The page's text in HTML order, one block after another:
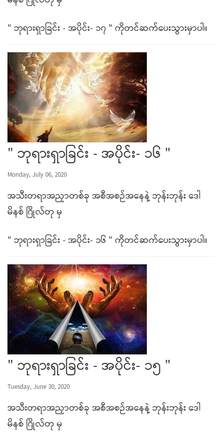
" ဘုရားရှာခြင်း - အပိုင်း- ၁၇ " ကိုတင်ဆက်ပေးသွားမှာပါ။
" ဘုရားရှာခြင်း - အပိုင်း- ၁၆ "
Monday, July 06, 2020
အသီးတရာအညှာတစ်ခု အစီအစဉ်အနေနဲ့ ဘုန်းဘုန်း ဒေါ
မိနစ် ဂြိုလ်တု မှ
" ဘုရားရှာခြင်း - အပိုင်း- ၁၆ " ကိုတင်ဆက်ပေးသွားမှာပါ။
" ဘုရားရှာခြင်း - အပိုင်း- ၁၅ "
Tuesday, June 30, 2020
အသီးတရာအညှာတစ်ခု အစီအစဉ်အနေနဲ့ ဘုန်းဘုန်း ဒေါ
မိနစ် ဂြိုလ်တု မှ